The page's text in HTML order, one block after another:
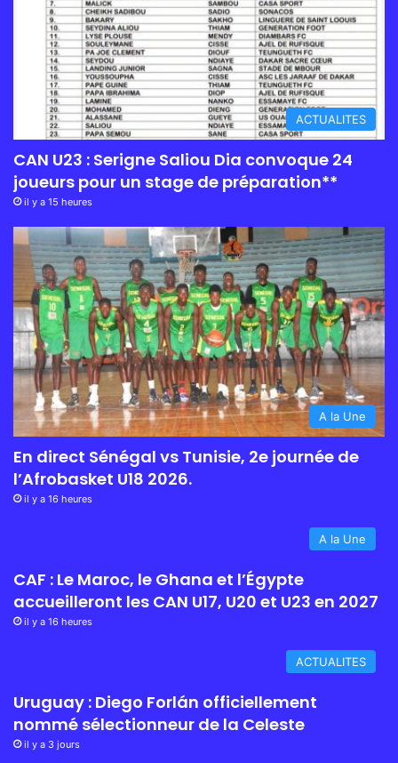
ACTUALITES
CAN U23 : Serigne Saliou Dia convoque 24
joueurs pour un stage de préparation**
il y a 15 heures
A la Une
En direct Sénégal vs Tunisie, 2e journée de
l’Afrobasket U18 2026.
il y a 16 heures
A la Une
CAF : Le Maroc, le Ghana et l’Égypte
accueilleront les CAN U17, U20 et U23 en 2027
il y a 16 heures
ACTUALITES
Uruguay : Diego Forlán officiellement
nommé sélectionneur de la Celeste
il y a 3 jours